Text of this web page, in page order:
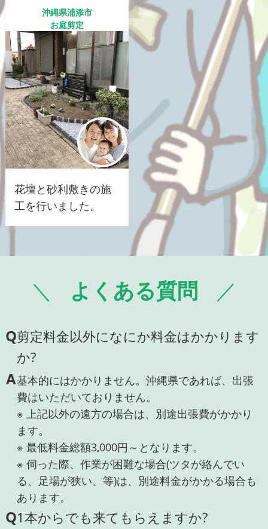
沖縄県浦添市
お庭剪定
花壇と砂利敷きの施
工を行いました。
よくある質問
Q剪定料金以外になにか料金はかかります
か?
A基本的にはかかりません。沖縄県であれば、出張
費はいただいておりません。
※ 上記以外の遠方の場合は、別途出張費がかかり
ます。
※ 最低料金総額3,000円～となります。
※ 伺った際、作業が困難な場合(ツタが絡んでい
る、足場が狭い、等)は、別途料金がかかる場合も
あります。
Q1本からでも来てもらえますか?